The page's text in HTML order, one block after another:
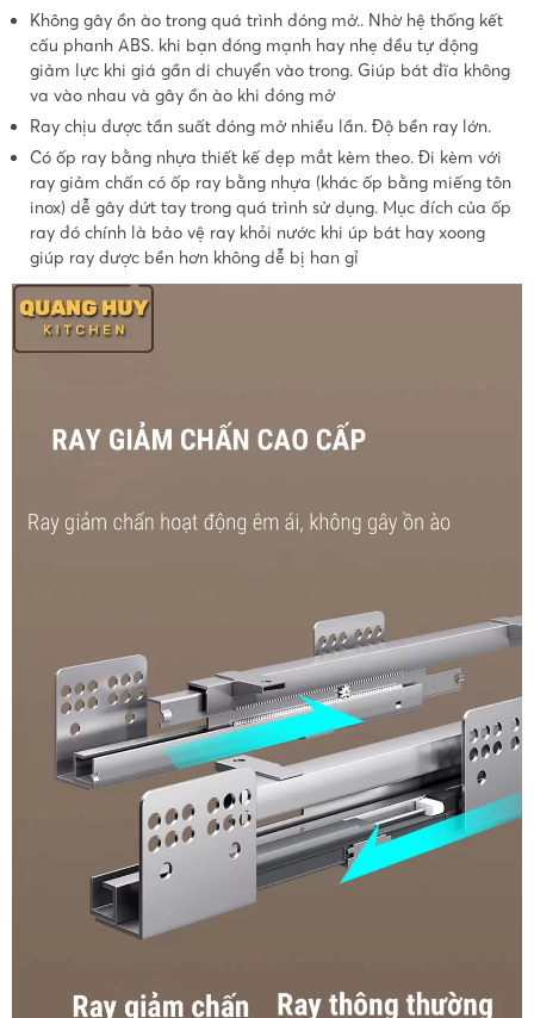
Không gây ồn ào trong quá trình đóng mở.. Nhờ hệ thống kết
cấu phanh ABS. khi bạn đóng mạnh hay nhẹ đều tự động
giảm lực khi giá gần di chuyển vào trong. Giúp bát đĩa không
va vào nhau và gây ồn ào khi đóng mở
Ray chịu được tần suất đóng mở nhiều lần. Độ bền ray lớn.
Có ốp ray bằng nhựa thiết kế đẹp mắt kèm theo. Đi kèm với
ray giảm chấn có ốp ray bằng nhựa (khác ốp bằng miếng tôn
inox) dễ gây đứt tay trong quá trình sử dụng. Mục đích của ốp
ray đó chính là bảo vệ ray khỏi nước khi úp bát hay xoong
giúp ray được bền hơn không dễ bị han gỉ